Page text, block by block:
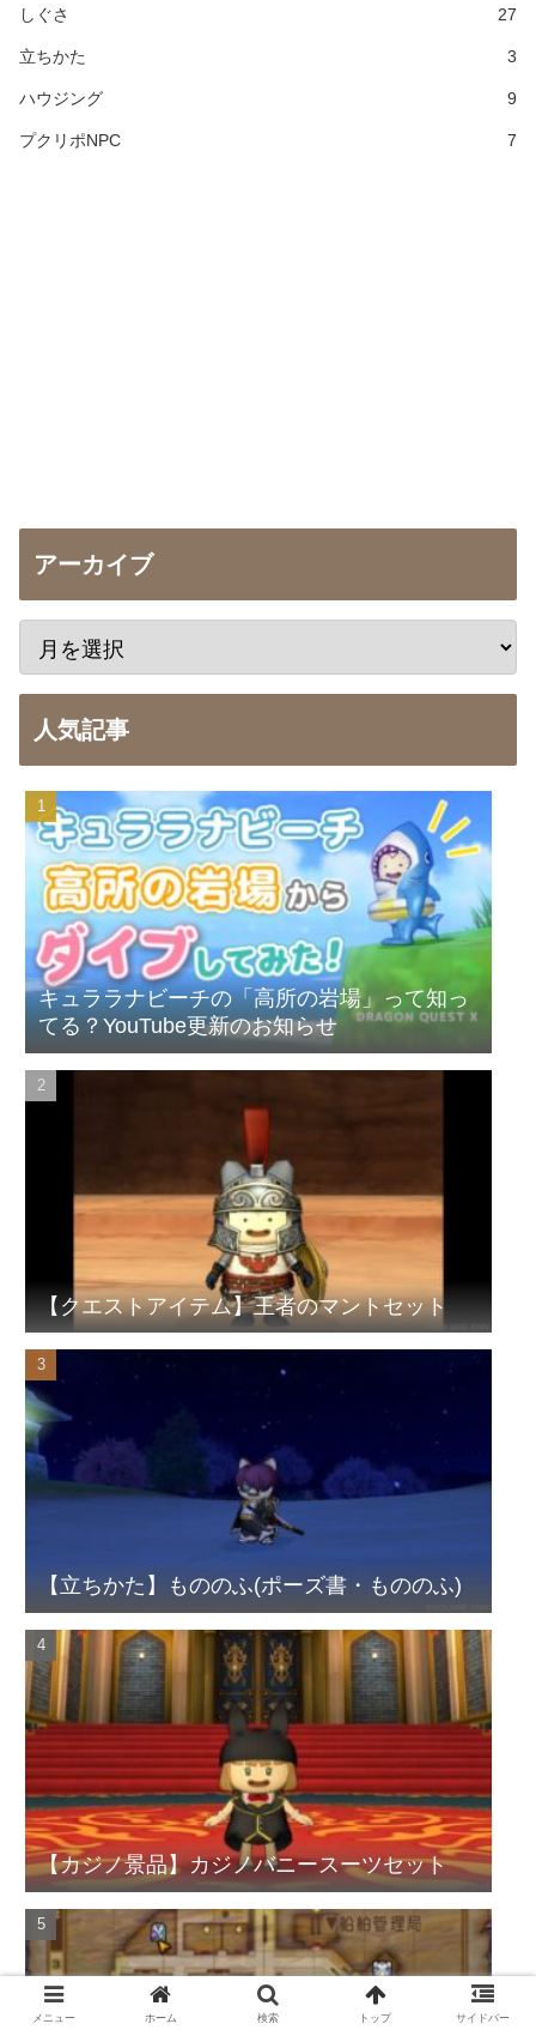
しぐさ 27
立ちかた 3
ハウジング 9
プクリポNPC 7
アーカイブ
人気記事
キュララナビーチの「高所の岩場」って知っ
てる？YouTube更新のお知らせ
【クエストアイテム】王者のマントセット
【立ちかた】もののふ(ポーズ書・もののふ)
【カジノ景品】カジノバニースーツセット
メニュー ホーム 検索 トップ サイドバー